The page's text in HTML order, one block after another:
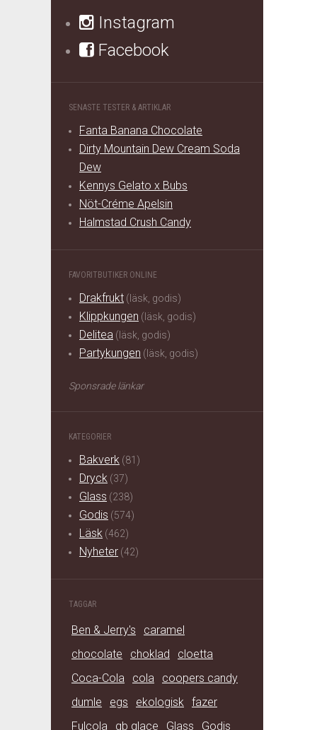
Instagram
Facebook
SENASTE TESTER & ARTIKLAR
Fanta Banana Chocolate
Dirty Mountain Dew Cream Soda
Dew
Kennys Gelato x Bubs
Nöt-Créme Apelsin
Halmstad Crush Candy
FAVORITBUTIKER ONLINE
Drakfrukt (läsk, godis)
Klippkungen (läsk, godis)
Delitea (läsk, godis)
Partykungen (läsk, godis)
Sponsrade länkar
KATEGORIER
Bakverk (81)
Dryck (37)
Glass (238)
Godis (574)
Läsk (462)
Nyheter (42)
TAGGAR
Ben & Jerry's
caramel
chocolate
choklad
cloetta
Coca-Cola
cola
coopers candy
dumle
egs ekologisk fazer
Fulcola
gb glace Glass
Godis